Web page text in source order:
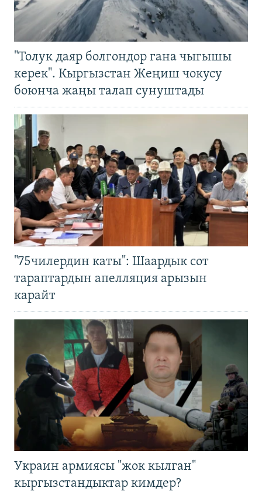
"Толук даяр болгондор гана чыгышы
керек". Кыргызстан Жеңиш чокусу
боюнча жаңы талап сунуштады
"75чилердин каты": Шаардык сот
тараптардын апелляция арызын
карайт
Украин армиясы "жок кылган"
кыргызстандыктар кимдер?